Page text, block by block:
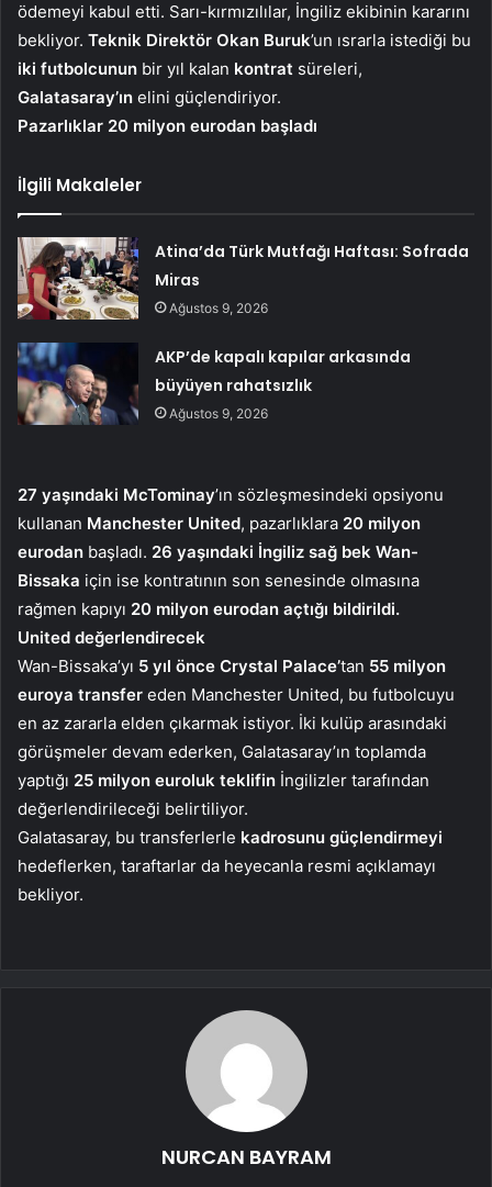
ödemeyi kabul etti. Sarı-kırmızılılar, İngiliz ekibinin kararını
bekliyor. Teknik Direktör Okan Buruk’un ısrarla istediği bu
iki futbolcunun bir yıl kalan kontrat süreleri,
Galatasaray’ın elini güçlendiriyor.
Pazarlıklar 20 milyon eurodan başladı
İlgili Makaleler
Atina’da Türk Mutfağı Haftası: Sofrada
Miras
Ağustos 9, 2026
AKP’de kapalı kapılar arkasında
büyüyen rahatsızlık
Ağustos 9, 2026
27 yaşındaki McTominay’ın sözleşmesindeki opsiyonu
kullanan Manchester United, pazarlıklara 20 milyon
eurodan başladı. 26 yaşındaki İngiliz sağ bek Wan-
Bissaka için ise kontratının son senesinde olmasına
rağmen kapıyı 20 milyon eurodan açtığı bildirildi.
United değerlendirecek
Wan-Bissaka’yı 5 yıl önce Crystal Palace’tan 55 milyon
euroya transfer eden Manchester United, bu futbolcuyu
en az zararla elden çıkarmak istiyor. İki kulüp arasındaki
görüşmeler devam ederken, Galatasaray’ın toplamda
yaptığı 25 milyon euroluk teklifin İngilizler tarafından
değerlendirileceği belirtiliyor.
Galatasaray, bu transferlerle kadrosunu güçlendirmeyi
hedeflerken, taraftarlar da heyecanla resmi açıklamayı
bekliyor.
NURCAN BAYRAM